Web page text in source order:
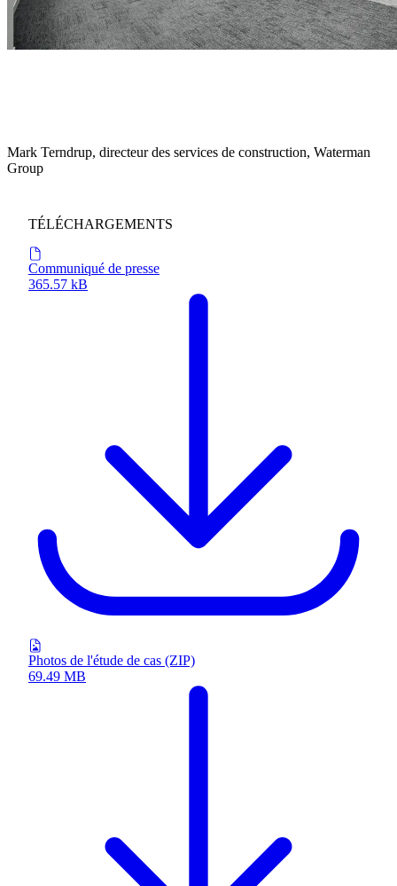
Mark Terndrup, directeur des services de construction, Waterman
Group
TÉLÉCHARGEMENTS
Communiqué de presse
365.57 kB
Photos de l'étude de cas (ZIP)
69.49 MB